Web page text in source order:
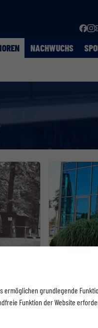
ermöglichen grundlegende
Funktion der Website
NACHWUCHS
Bis 2028
Westfalia